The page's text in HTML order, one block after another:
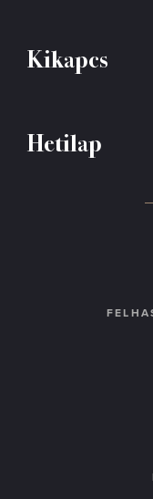
Kikapcs
Hetilap